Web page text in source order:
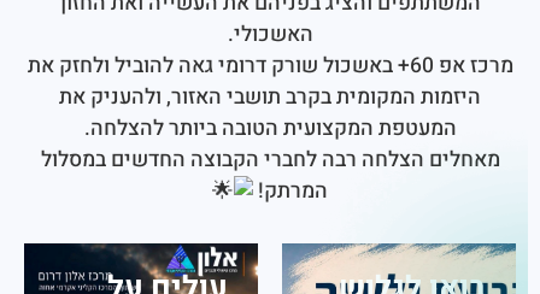
האשכולי.
מרכז אפ 60+ ב​אשכול שורק דרומי גאה להוביל ולחזק את
המקומית בקרב תושבי האזור, ולהעניק את
המעטפת המקצועית הטובה ביותר להצלחה.
הצלחה רבה לחברי הקבוצה החדשים במסלול